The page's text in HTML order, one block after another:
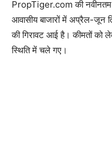
PropTiger.com की नवीनतम
आवासीय बाजारों में अप्रैल-जून
की गिरावट आई है। कीमतों को
स्थिति में चले गए।